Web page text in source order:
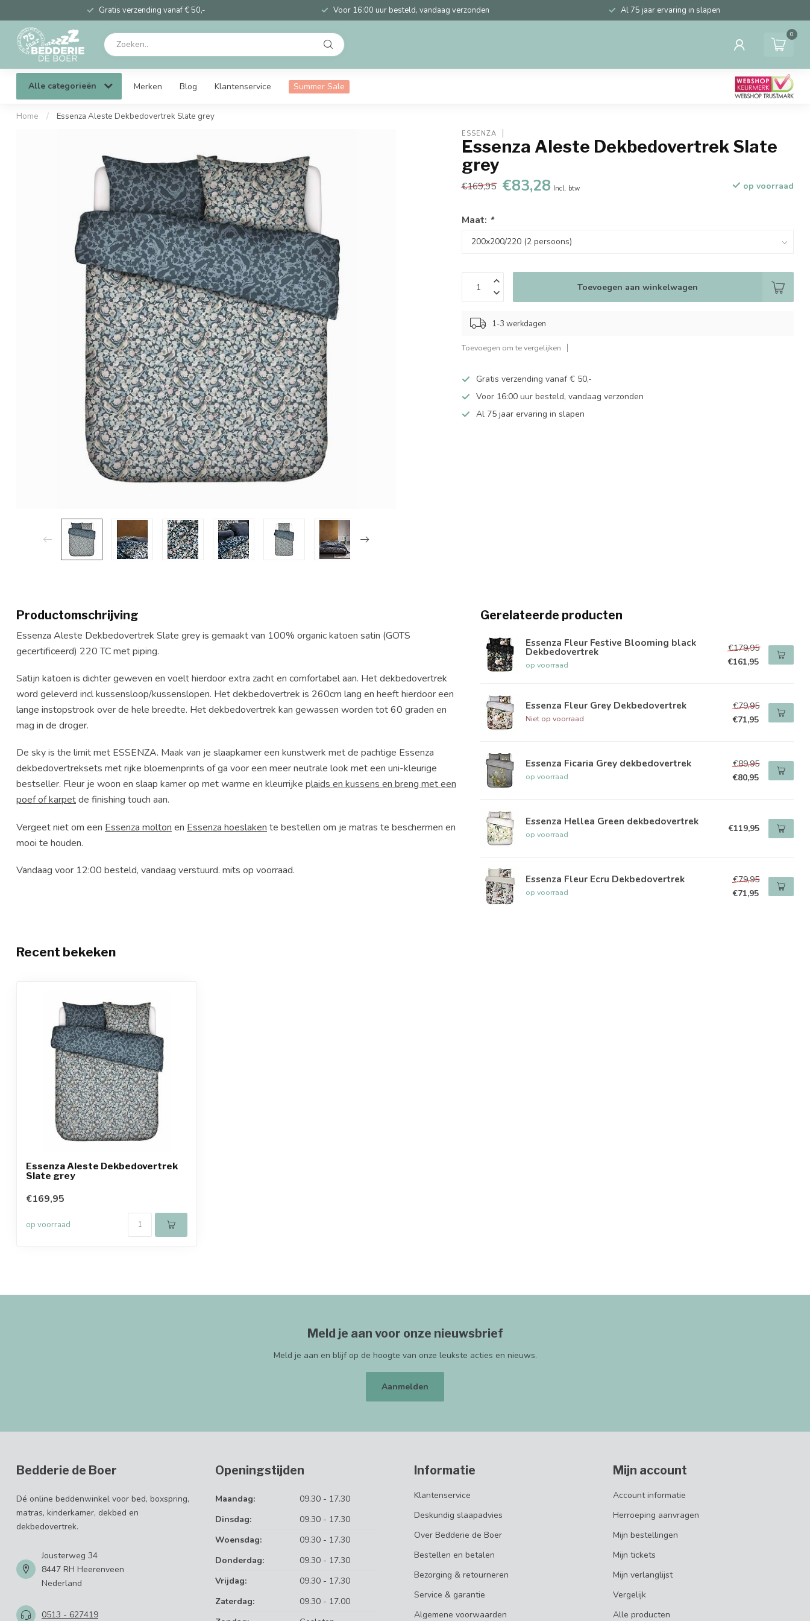
Gratis verzending vanaf € 50,- Voor 16:00 uur besteld, vandaag verzonden Al 75 jaar ervaring in slapen
0
Alle categorieën Merken Blog Klantenservice Summer Sale
Home / Essenza Aleste Dekbedovertrek Slate grey
ESSENZA
Essenza Aleste Dekbedovertrek Slate
grey
€169,95 €83,28 Incl. btw op voorraad
Maat: *
Toevoegen aan winkelwagen
1-3 werkdagen
Toevoegen om te vergelijken
Gratis verzending vanaf € 50,-
Voor 16:00 uur besteld, vandaag verzonden
Al 75 jaar ervaring in slapen
Productomschrijving
Essenza Aleste Dekbedovertrek Slate grey is gemaakt van 100% organic katoen satin (GOTS
gecertificeerd) 220 TC met piping.
Satijn katoen is dichter geweven en voelt hierdoor extra zacht en comfortabel aan. Het dekbedovertrek
word geleverd incl kussensloop/kussenslopen. Het dekbedovertrek is 260cm lang en heeft hierdoor een
lange instopstrook over de hele breedte. Het dekbedovertrek kan gewassen worden tot 60 graden en
mag in de droger.
De sky is the limit met ESSENZA. Maak van je slaapkamer een kunstwerk met de pachtige Essenza
dekbedovertreksets met rijke bloemenprints of ga voor een meer neutrale look met een uni-kleurige
bestseller. Fleur je woon en slaap kamer op met warme en kleurrijke plaids en kussens en breng met een
poef of karpetde finishing touch aan.
Vergeet niet om een Essenza molton en Essenza hoeslaken te bestellen om je matras te beschermen en
mooi te houden.
Vandaag voor 12:00 besteld, vandaag verstuurd. mits op voorraad.
Gerelateerde producten
Essenza Fleur Festive Blooming black
Dekbedovertrek
op voorraad
€179,95
€161,95
Essenza Fleur Grey Dekbedovertrek
Niet op voorraad
€79,95
€71,95
Essenza Ficaria Grey dekbedovertrek
op voorraad
€89,95
€80,95
Essenza Hellea Green dekbedovertrek
op voorraad €119,95
Essenza Fleur Ecru Dekbedovertrek
op voorraad
€79,95
€71,95
Recent bekeken
Essenza Aleste Dekbedovertrek
Slate grey
€169,95
op voorraad
Meld je aan voor onze nieuwsbrief
Meld je aan en blijf op de hoogte van onze leukste acties en nieuws.
Aanmelden
Bedderie de Boer
Dé online beddenwinkel voor bed, boxspring,
matras, kinderkamer, dekbed en
dekbedovertrek.
Jousterweg 34
8447 RH Heerenveen
Nederland
0513 - 627419
Openingstijden
Maandag:
09.30 - 17.30
Dinsdag:
09.30 - 17.30
Woensdag:
09.30 - 17.30
Donderdag:
09.30 - 17.30
Vrijdag:
09.30 - 17.30
Zaterdag:
09.30 - 17.00
Informatie
Klantenservice
Deskundig slaapadvies
Over Bedderie de Boer
Bestellen en betalen
Bezorging & retourneren
Service & garantie
Algemene voorwaarden
Mijn account
Account informatie
Herroeping aanvragen
Mijn bestellingen
Mijn tickets
Mijn verlanglijst
Vergelijk
Alle producten